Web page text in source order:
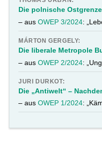
Die polnische
– ausOWEP 3/2024:
MÁRTON GERGELY:
Die liberale Metropole
– ausOWEP 2/2024:
JURI DURKOT:
Die „Antiwelt“ –
– ausOWEP 1/2024: